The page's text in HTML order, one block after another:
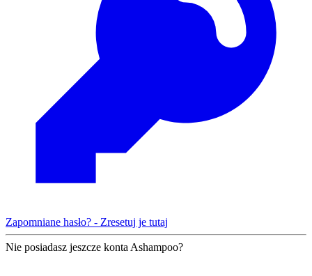
Zapomniane hasło? - Zresetuj je tutaj
Nie posiadasz jeszcze konta Ashampoo?